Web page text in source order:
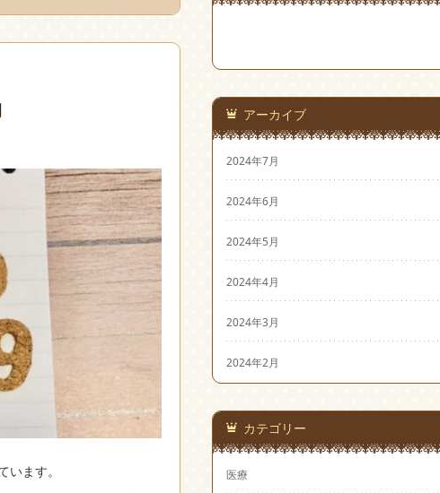
ます。
アーカイブ
2024年7月
2024年6月
2024年5月
2024年4月
2024年3月
2024年2月
カテゴリー
医療